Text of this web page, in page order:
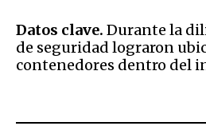
Datos clave. Durante la
de seguridad lograron
contenedores dentro del